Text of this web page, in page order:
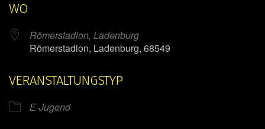
WO
Römerstadion, Ladenburg
Römerstadion, Ladenburg, 68549
VERANSTALTUNGSTYP
E-Jugend